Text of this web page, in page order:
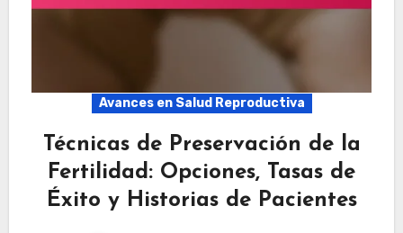
Avances en Salud Reproductiva
Técnicas de Preservación de la
Fertilidad: Opciones, Tasas de
Éxito y Historias de Pacientes